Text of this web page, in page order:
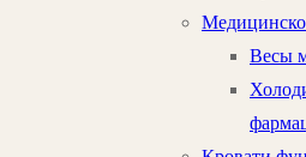
Весы